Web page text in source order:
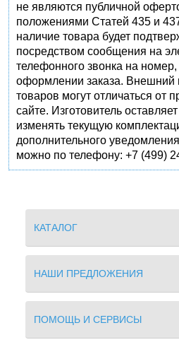
не являются публичной
положениями Статей 435 и
наличие товара будет
посредством сообщения на
телефонного звонка на
оформлении заказа. Внешний
товаров могут отличаться от
сайте. Изготовитель
изменять текущую
дополнительного
можно по телефону: +7 (499)
КАТАЛОГ
НАШИ ПРЕДЛОЖЕНИЯ
ПОМОЩЬ И СЕРВИСЫ